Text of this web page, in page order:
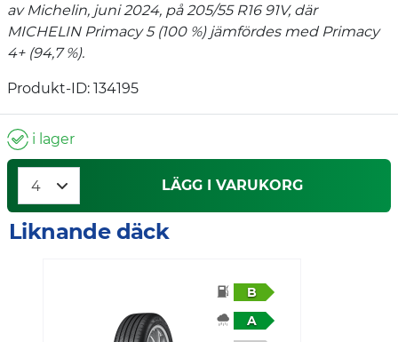
av Michelin, juni 2024, på 205/55 R16 91V, där
MICHELIN Primacy 5 (100 %) jämfördes med Primacy
4+ (94,7 %).
Produkt-ID: 134195
i lager
LÄGG I VARUKORG
Liknande däck
B
A